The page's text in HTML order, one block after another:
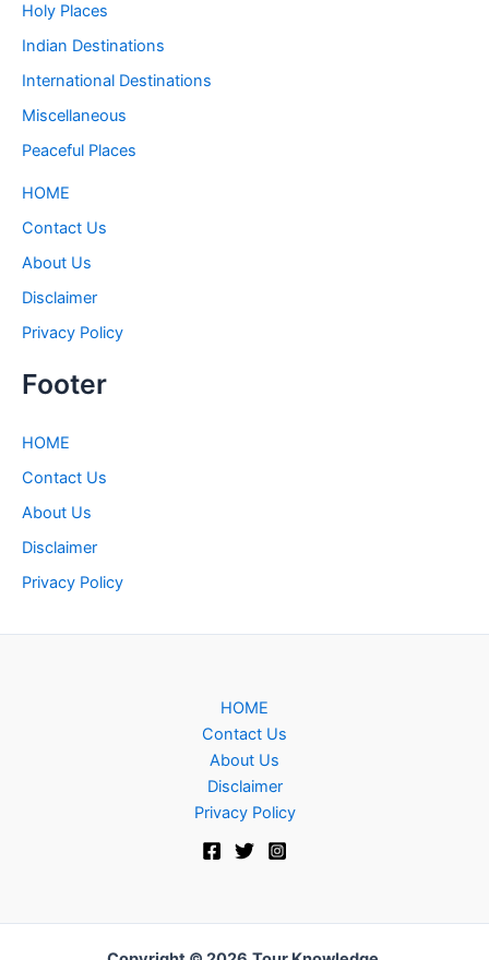
Holy Places
Indian Destinations
International Destinations
Miscellaneous
Peaceful Places
HOME
Contact Us
About Us
Disclaimer
Privacy Policy
Footer
HOME
Contact Us
About Us
Disclaimer
Privacy Policy
HOME
Contact Us
About Us
Disclaimer
Privacy Policy